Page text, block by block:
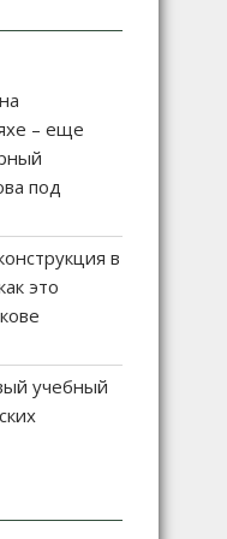
– еще
под
в
это
учебный